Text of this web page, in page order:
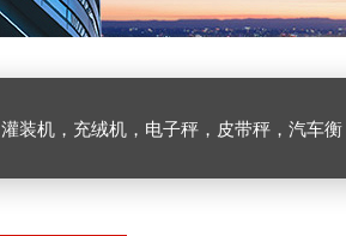
灌装机，充绒机，电子秤，皮带秤，汽车